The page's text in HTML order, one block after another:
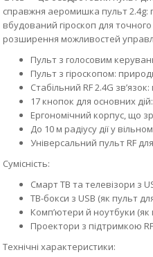
справжня аеромишка пульт 2.4g:
вбудований гіроскоп для
розширення можливостей
Пульт з голосовим
Пульт з гіроскопом:
Стабільний RF 2.4G
17 кнопок для основних
Ергономічний корпус, що
До 10 м радіусу дії у
Універсальний пульт RF
Сумісність:
Смарт ТВ та телевізори з
ТВ-бокси з USB (як пульт
Комп’ютери й ноутбуки (як
Проектори з підтримкою
Технічні характеристики: